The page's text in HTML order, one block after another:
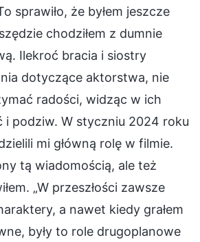
sprawiło, że byłem jeszcze
chodziłem z dumnie
Ilekroć bracia i siostry
dotyczące aktorstwa, nie
radości, widząc w ich
i podziw. W styczniu 2024 roku
mi główną rolę w filmie.
tą wiadomością, ale też
„W przeszłości zawsze
a nawet kiedy grałem
były to role drugoplanowe